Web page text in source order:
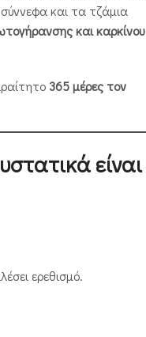
και τα τζάμια
και καρκίνου
365 μέρες τον
είναι
ερεθισμό.